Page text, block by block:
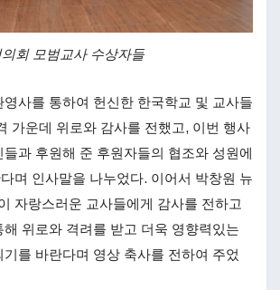
회 모범교사 수상자들
영사를 통하여 헌신한 한국학교 및 교사들
가운데 위로와 감사를 전했고, 이번 행사
과 후원해 준 후원자들의 협조와 성원에
며 인사말을 나누었다. 이어서 박창원 뉴
자랑스러운 교사들에게 감사를 전하고
해 위로와 격려를 받고 더욱 영향력있는
를 바란다며 영상 축사를 전하여 주었